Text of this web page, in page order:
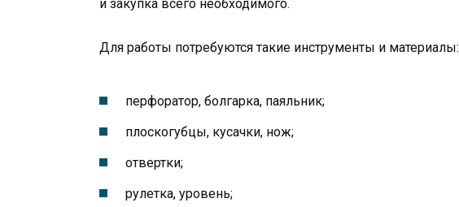
и закупка всего необходимого.
Для работы потребуются такие инструменты и материалы:
перфоратор, болгарка, паяльник;
плоскогубцы, кусачки, нож;
отвертки;
рулетка, уровень;